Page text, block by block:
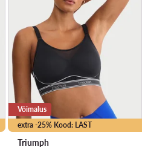
extra -25% Kood: LAST
Võimalus
Triumph